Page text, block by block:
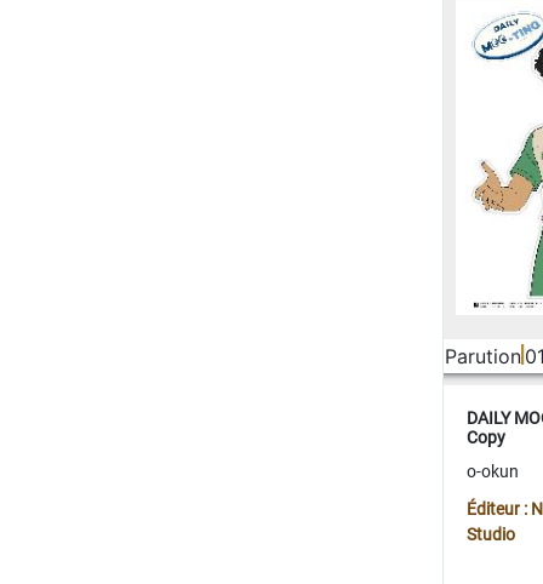
Parution
DAILY
Copy
o-okun
Éditeur :
Studio